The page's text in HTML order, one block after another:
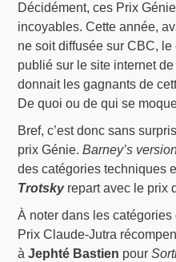
Décidément, ces Prix
incoyables. Cette année,
ne soit diffusée sur CBC,
publié sur le site internet
donnait les gagnants de
De quoi ou de qui se
Bref, c’est donc sans
prix Génie.Barney’s
des catégories techniques
Trotskyrepart avec le prix
À noter dans les
Prix Claude-Jutra
àJephté Bastien pour